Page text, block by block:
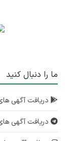
ما را دنبال کنید
دریافت آگهی
دریافت آگهی